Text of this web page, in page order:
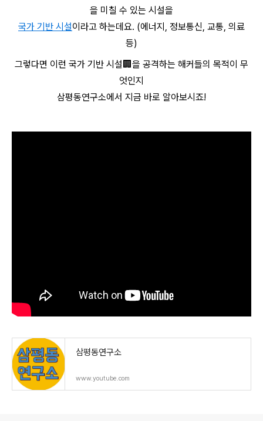
을 미칠 수 있는 시설을
국가 기반 시설이라고 하는데요. (에너지, 정보통신, 교통, 의료
등)
그렇다면 이런 국가 기반 시설🏢을 공격하는 해커들의 목적이 무
엇인지
삼평동연구소에서 지금 바로 알아보시죠!
삼평동연구소
www.youtube.com